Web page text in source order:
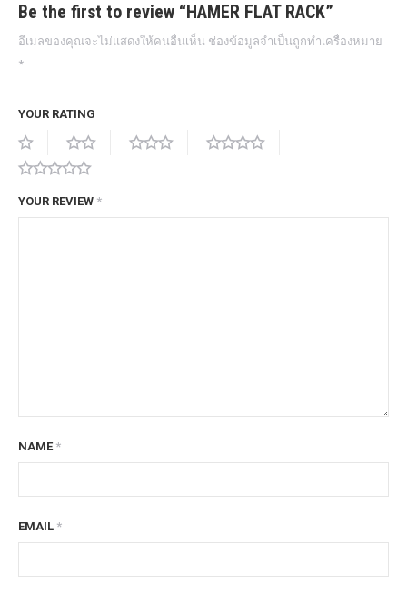
Be the first to review “HAMER FLAT RACK”
อีเมลของคุณจะไม่แสดงให้คนอื่นเห็น ช่องข้อมูลจำเป็นถูกทำเครื่องหมาย
*
YOUR RATING
YOUR REVIEW *
NAME *
EMAIL *